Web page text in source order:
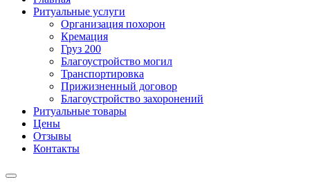
Ритуальные услуги
Организация похорон
Кремация
Груз 200
Благоустройство могил
Транспортировка
Прижизненный договор
Благоустройство захоронений
Ритуальные товары
Цены
Отзывы
Контакты